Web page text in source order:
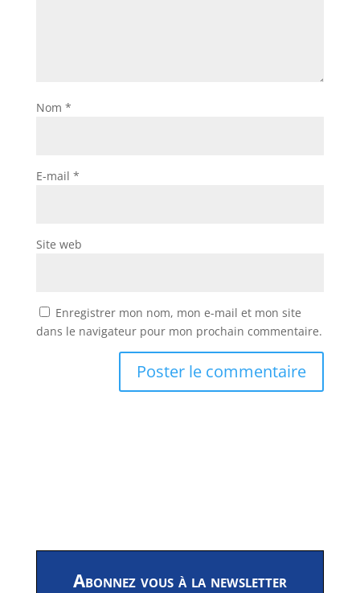
Nom *
E-mail *
Site web
Enregistrer mon nom, mon e-mail et mon site
dans le navigateur pour mon prochain commentaire.
Abonnez vous à la newsletter